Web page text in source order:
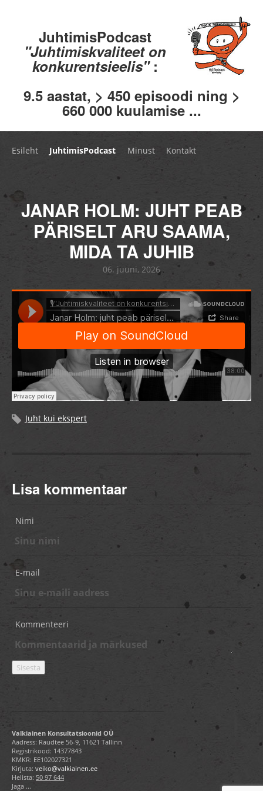
JuhtimisPodcast
"Juhtimiskvaliteet on
konkurentsieelis" :
9.5 aastat, > 450 episoodi ning >
660 000 kuulamise ...
Esileht JuhtimisPodcast Minust Kontakt
JANAR HOLM: JUHT PEAB
PÄRISELT ARU SAAMA,
MIDA TA JUHIB
06. juuni, 2026
Juht kui ekspert
Lisa kommentaar
Nimi
E-mail
Kommenteeri
Valkiainen Konsultatsioonid OÜ
Aadress: Raudtee 56-9, 11621 Tallinn
Registrikood: 14377843
KMKR: EE102027321
Kirjuta: veiko@valkiainen.ee
Helista: 50 97 644
Jaga ...